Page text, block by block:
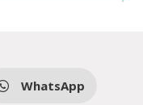
WhatsApp